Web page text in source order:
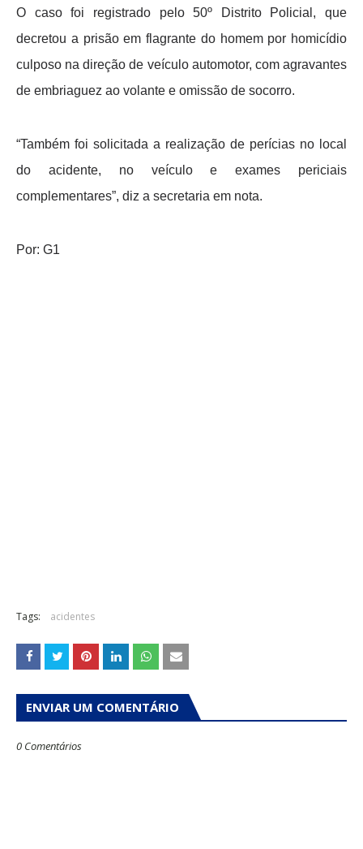
O caso foi registrado pelo 50º Distrito Policial, que
decretou a prisão em flagrante do homem por homicídio
culposo na direção de veículo automotor, com agravantes
de embriaguez ao volante e omissão de socorro.
“Também foi solicitada a realização de perícias no local
do acidente, no veículo e exames periciais
complementares”, diz a secretaria em nota.
Por: G1
Tags: acidentes
ENVIAR UM COMENTÁRIO
0 Comentários